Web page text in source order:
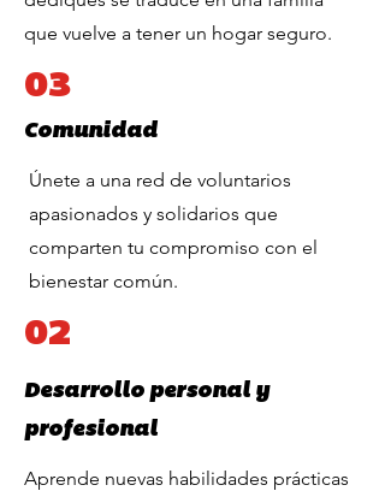
que vuelve a tener un hogar seguro.
03
Comunidad
Únete a una red de voluntarios
apasionados y solidarios que
comparten tu compromiso con el
bienestar común.
02
Desarrollo personal y
profesional
Aprende nuevas habilidades prácticas